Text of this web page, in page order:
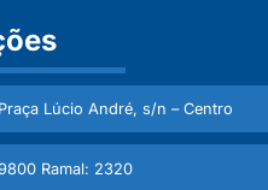
Lúcio André, s/n – Centro
Ramal: 2320